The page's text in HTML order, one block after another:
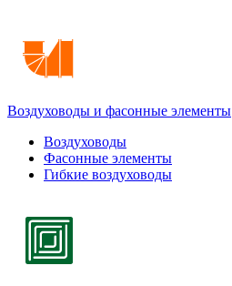
Воздуховоды и фасонные элементы
Воздуховоды
Фасонные элементы
Гибкие воздуховоды